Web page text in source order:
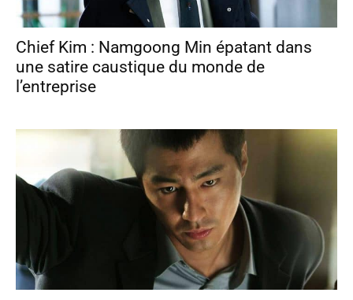
Chief Kim : Namgoong Min épatant dans
une satire caustique du monde de
l’entreprise